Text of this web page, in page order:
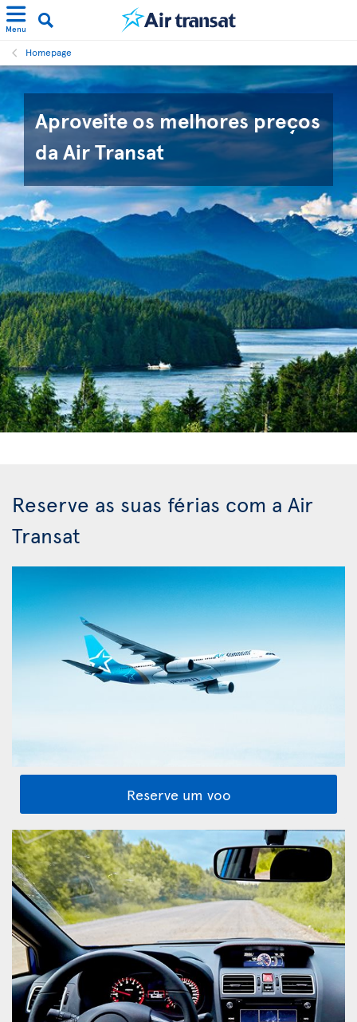
Menu
Homepage
Aproveite os melhores preços
da Air Transat
Reserve as suas férias com a Air
Transat
Reserve um voo